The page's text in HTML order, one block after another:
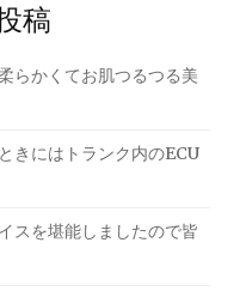
稿
らかくてお肌つるつる美
きにはトランク内のECU
スを堪能しましたので皆